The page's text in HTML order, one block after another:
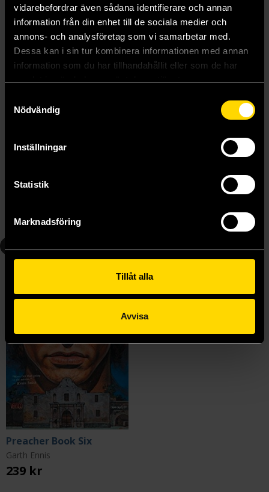
vidarebefordrar även sådana identifierare och annan
information från din enhet till de sociala medier och
annons- och analysföretag som vi samarbetar med.
Dessa kan i sin tur kombinera informationen med annan
information som du har tillhandahållit eller som de har
samlat in när du har använt deras tjänster.
Nödvändig
Inställningar
Statistik
Marknadsföring
Tillåt alla
Avvisa
Preacher Book Three
239 kr
Läs mer
Preacher Book Four
6
Preacher Book Six
Garth Ennis
239 kr